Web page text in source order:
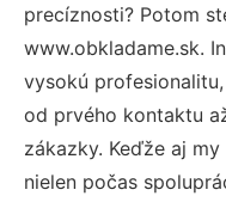
precíznosti? Potom
www.obkladame.sk.
vysokú
od prvého kontaktu
zákazky. Keďže aj
nielen počas